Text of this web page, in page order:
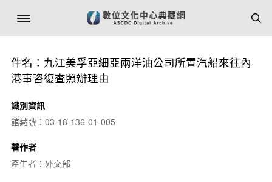
件名：九江美孚亞細亞兩洋油公司所置汽船來往內
港事咨復查照辦理由
識別資訊
館藏號：03-18-136-01-005
著作者
產生者：外交部